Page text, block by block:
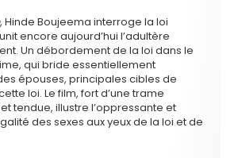
, Hinde Boujeema interroge la loi
encore aujourd’hui l’adultère
Un débordement de la loi dans le
qui bride essentiellement
épouses, principales cibles de
loi. Le film, fort d’une trame
tendue, illustre l’oppressante et
des sexes aux yeux de la loi et de